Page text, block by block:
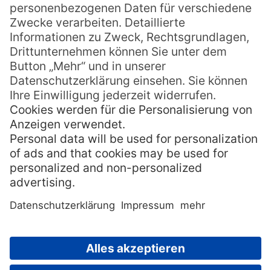
Gäste haben die Wahl zwischen einfachen
Bungalows mit oder ohne eigenem Bad (gut
ausgestattete sanitäre Anlagen gibt es im
Haupthaus), und geräumigen Suiten die
gerade bei Familien oder Honeymoonern
beliebt sind. Die Zimmer sind alle mit
Ventilatoren und überdachten Terrassen
ausgestattet.